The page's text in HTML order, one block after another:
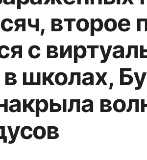
второе
с
школах,